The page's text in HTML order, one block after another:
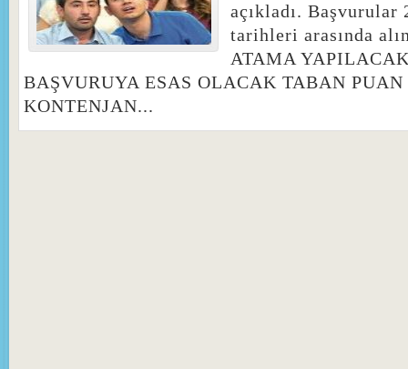
açıkladı. Başvurular
tarihleri arasında
ATAMA
BAŞVURUYA ESAS OLACAK TABAN PUAN
KONTENJAN...